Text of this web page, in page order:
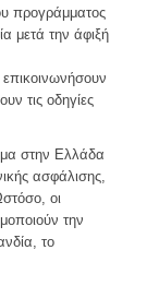
προγράμματος
μετά την άφιξή
τις οδηγίες
στην Ελλάδα
ασφάλισης,
οι
την
το